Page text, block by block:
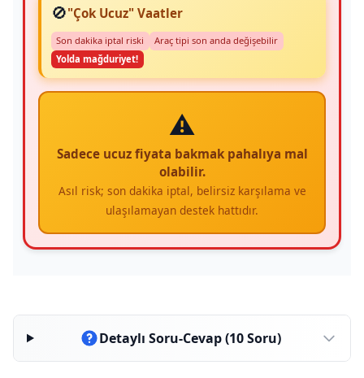
🚫"Çok Ucuz" Vaatler
Son dakika iptal riski
Araç tipi son anda değişebilir
Yolda mağduriyet!
⚠️
Sadece ucuz fiyata bakmak pahalıya mal
olabilir.
Asıl risk; son dakika iptal, belirsiz karşılama ve
ulaşılamayan destek hattıdır.
Detaylı Soru-Cevap (10 Soru)